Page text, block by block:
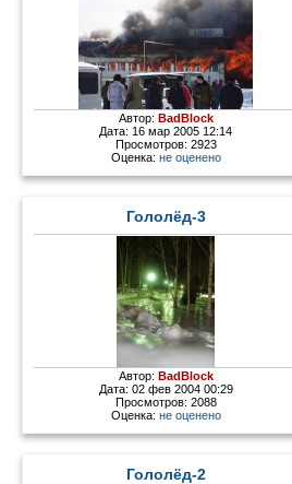
Автор: BadBlock
Дата: 16 мар 2005 12:14
Просмотров: 2923
Оценка: не оценено
Гололёд-3
Автор: BadBlock
Дата: 02 фев 2004 00:29
Просмотров: 2088
Оценка: не оценено
Гололёд-2